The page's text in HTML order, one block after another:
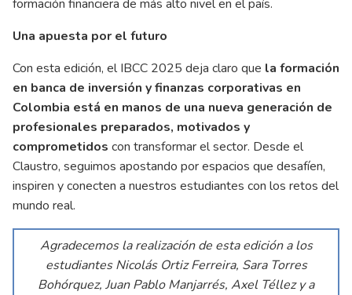
formación financiera de más alto nivel en el país.
Una apuesta por el futuro
Con esta edición, el IBCC 2025 deja claro que la formación
en banca de inversión y finanzas corporativas en
Colombia está en manos de una nueva generación de
profesionales preparados, motivados y
comprometidos con transformar el sector. Desde el
Claustro, seguimos apostando por espacios que desafíen,
inspiren y conecten a nuestros estudiantes con los retos del
mundo real.
Agradecemos la realización de esta edición a los
estudiantes Nicolás Ortiz Ferreira, Sara Torres
Bohórquez, Juan Pablo Manjarrés, Axel Téllez y a